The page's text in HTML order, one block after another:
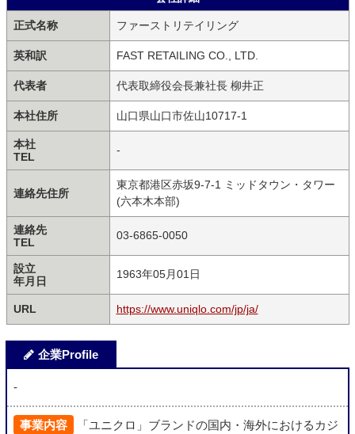
正式名称 ファーストリテイリング
英和訳 FAST RETAILING CO., LTD.
代表者 代表取締役会長兼社長 柳井正
本社住所 山口県山口市佐山10717-1
本社
TEL
-
連絡先住所
東京都港区赤坂9-7-1 ミッドタウン・タワー
(六本木本部)
連絡先
TEL
03-6865-0050
設立
年月日
1963年05月01日
URL https://www.uniqlo.com/jp/ja/
企業Profile
-
事業内容
「ユニクロ」ブランドの国内・海外におけるカジ